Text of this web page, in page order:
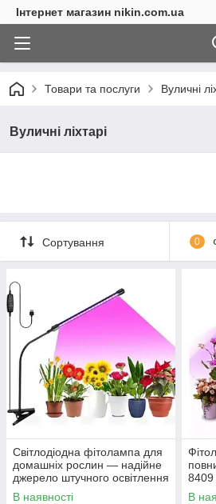
Інтернет магазин nikin.com.ua
Товари та послуги Вуличні
Вуличні ліхтарі
Сортування 0
Світлодіодна фітолампа для
домашніх рослин — надійне
джерело штучного освітлення
6809
В наявності
8409
В